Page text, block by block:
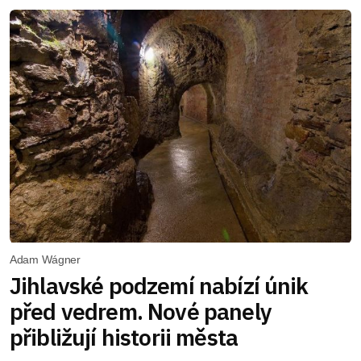
Adam Wágner
Jihlavské podzemí nabízí únik
před vedrem. Nové panely
přibližují historii města